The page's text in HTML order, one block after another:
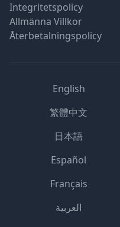
Integritetspolicy
Allmänna Villkor
Återbetalningspolicy
English
繁體中文
日本語
Español
Français
العربية